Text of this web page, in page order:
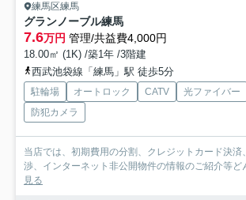
練馬区練馬
グランノーブル練馬
7.6万円 管理/共益費4,000円
18.00㎡ (1K) /築1年 /3階建
西武池袋線「練馬」駅 徒歩5分
駐輪場 オートロック CATV 光ファイバー
防犯カメラ
当店では、初期費用の分割、クレジットカード決済
渉、インターネット非公開物件の情報のご紹介等ど
見る